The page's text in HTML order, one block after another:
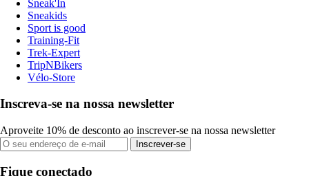
Sneak'In
Sneakids
Sport is good
Training-Fit
Trek-Expert
TripNBikers
Vélo-Store
Inscreva-se na nossa newsletter
Aproveite 10% de desconto ao inscrever-se na nossa newsletter
Inscrever-se
Fique conectado